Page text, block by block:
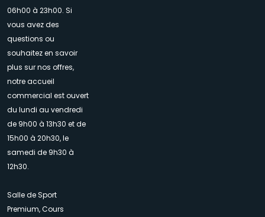
06h00 à 23h00. Si
vous avez des
questions ou
souhaitez en savoir
plus sur nos offres,
notre accueil
commercial est ouvert
du lundi au vendredi
de 9h00 à 13h30 et de
15h00 à 20h30, le
samedi de 9h30 à
12h30.
Salle de Sport
Premium, Cours